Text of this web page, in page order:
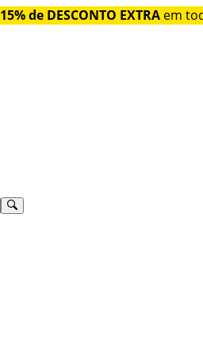
15% de DESCONTO EXTRA em